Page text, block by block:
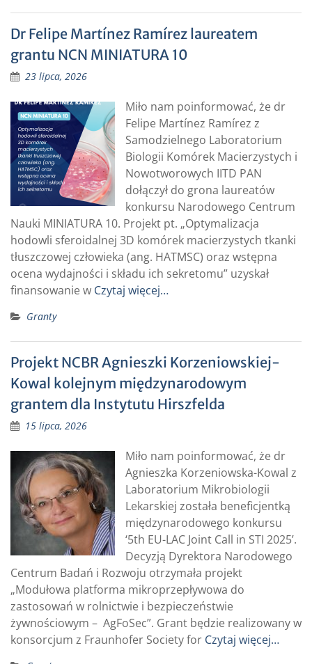
Dr Felipe Martínez Ramírez laureatem
grantu NCN MINIATURA 10
23 lipca, 2026
Miło nam poinformować, że dr
Felipe Martínez Ramírez z
Samodzielnego Laboratorium
Biologii Komórek Macierzystych i
Nowotworowych IITD PAN
dołączył do grona laureatów
konkursu Narodowego Centrum
Nauki MINIATURA 10. Projekt pt. „Optymalizacja
hodowli sferoidalnej 3D komórek macierzystych tkanki
tłuszczowej człowieka (ang. HATMSC) oraz wstępna
ocena wydajności i składu ich sekretomu” uzyskał
finansowanie w Czytaj więcej…
Granty
Projekt NCBR Agnieszki Korzeniowskiej-
Kowal kolejnym międzynarodowym
grantem dla Instytutu Hirszfelda
15 lipca, 2026
Miło nam poinformować, że dr
Agnieszka Korzeniowska-Kowal z
Laboratorium Mikrobiologii
Lekarskiej została beneficjentką
międzynarodowego konkursu
‘5th EU-LAC Joint Call in STI 2025’.
Decyzją Dyrektora Narodowego
Centrum Badań i Rozwoju otrzymała projekt
„Modułowa platforma mikroprzepływowa do
zastosowań w rolnictwie i bezpieczeństwie
żywnościowym – AgFoSec”. Grant będzie realizowany w
konsorcjum z Fraunhofer Society for Czytaj więcej…